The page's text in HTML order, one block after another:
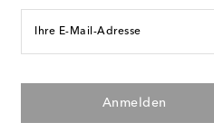
Ihre E-Mail-Adresse
Anmelden